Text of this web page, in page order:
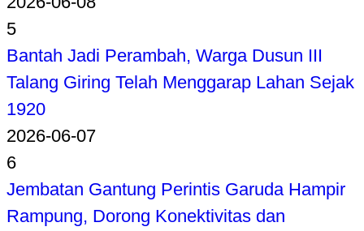
5
Bantah Jadi Perambah, Warga Dusun III
Talang Giring Telah Menggarap Lahan Sejak
1920
2026-06-07
6
Jembatan Gantung Perintis Garuda Hampir
Rampung, Dorong Konektivitas dan